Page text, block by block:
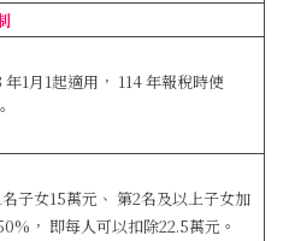
年1月1起適用， 114 年報稅時使
子女15萬元、 第2名及以上子女加
， 即每人可以扣除22.5萬元。